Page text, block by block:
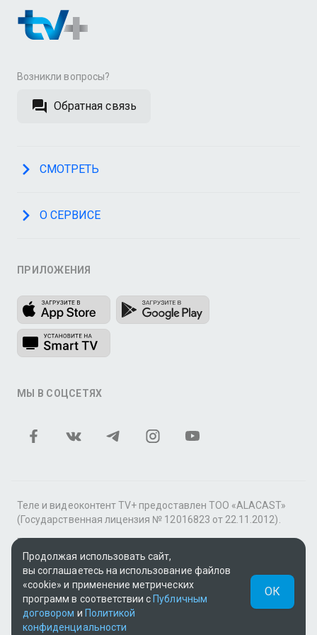
Возникли вопросы?
Обратная связь
СМОТРЕТЬ
О СЕРВИСЕ
ПРИЛОЖЕНИЯ
МЫ В СОЦСЕТЯХ
Теле и видеоконтент TV+ предоставлен ТОО «ALACAST»
(Государственная лицензия № 12016823 от 22.11.2012).
В рамках услуги «Видео по подписке» для «Пакета
фильмов и сериалов tv+» контент предоставляется
онлайн-кинотеатром MEGOGO.
Поддержка: tvplus@telecom.kz
v3.9.15 | SSR
UUID: da45c159-591c-499b-801b-84498dae06b2
Продолжая использовать сайт,
вы соглашаетесь на использование файлов
«cookie» и применение метрических
программ в соответствии с Публичным
договором и Политикой
конфиденциальности
ОК